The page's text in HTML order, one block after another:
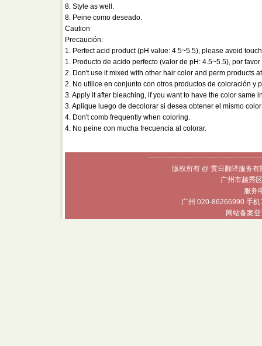
8. Style as well.
8. Peine como deseado.
Caution
Precaución:
1. Perfect acid product (pH value: 4.5~5.5), please avoid
1. Producto de acido perfecto (valor de pH: 4.5~5.5), por
2. Don't use it mixed with other hair color and perm products
2. No utilice en conjunto con otros productos de coloración y
3. Apply it after bleaching, if you want to have the color same
3. Aplique luego de decolorar si desea obtener el mismo
4. Don't comb frequently when coloring.
4. No peine con mucha frecuencia al colorar.
版权所有 @ 贯日翻译服务
广州市越秀
服务
广州 020-86266990 手
网站备案